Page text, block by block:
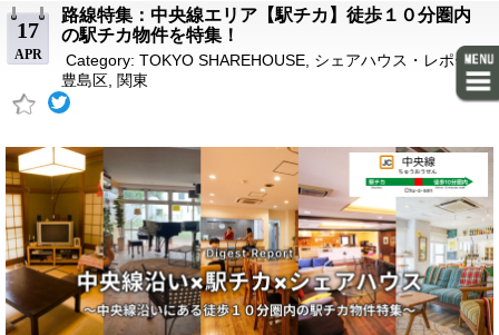
17
APR
路線特集：中央線エリア【駅チカ】徒歩１０分圏内
の駅チカ物件を特集！
Category: TOKYO SHAREHOUSE シェアハウス・レポート,
豊島区 関東